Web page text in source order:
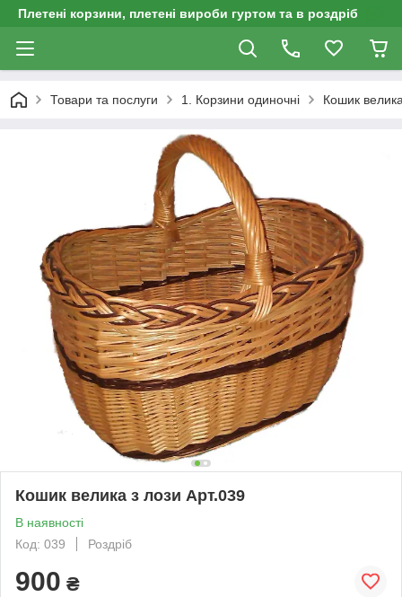
Плетені корзини, плетені вироби гуртом та в роздріб
Товари та послуги 1. Корзини одиночні Кошик
Кошик велика з лози Арт.039
В наявності
Код: 039
Роздріб
900 ₴